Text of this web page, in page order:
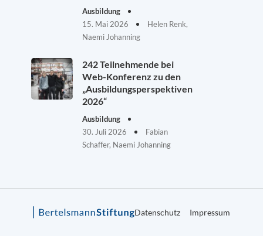
Ausbildung
15. Mai 2026
Helen Renk,
Naemi Johanning
242 Teilnehmende bei
Web-Konferenz zu den
„Ausbildungsperspektiven
2026“
Ausbildung
30. Juli 2026
Fabian
Schaffer, Naemi Johanning
Datenschutz Impressum